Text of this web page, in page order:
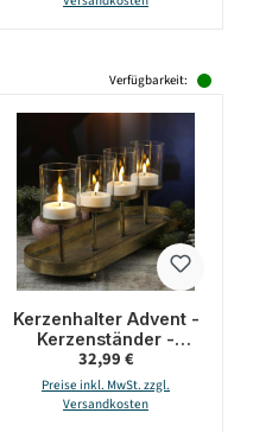
Verfügbarkeit:
Kerzenhalter Advent -
Kerzenständer -
Teelichthalter - Eisen -
L: 48cm - 4
Kerzenhalterungen -
Regulärer Preis:
32,99 €
Preise inkl. MwSt. zzgl.
Versandkosten